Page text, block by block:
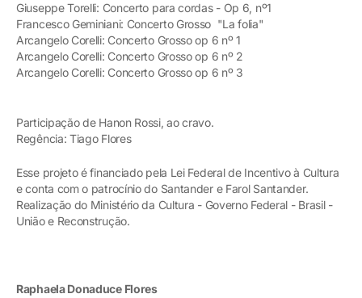
Giuseppe Torelli: Concerto para cordas - Op 6, nº1
Francesco Geminiani: Concerto Grosso "La folia"
Arcangelo Corelli: Concerto Grosso op 6 nº 1
Arcangelo Corelli: Concerto Grosso op 6 nº 2
Arcangelo Corelli: Concerto Grosso op 6 nº 3
Participação de Hanon Rossi, ao cravo.
Regência: Tiago Flores
Esse projeto é financiado pela Lei Federal de Incentivo à Cultura
e conta com o patrocínio do Santander e Farol Santander.
Realização do Ministério da Cultura - Governo Federal - Brasil -
União e Reconstrução.
Raphaela Donaduce Flores